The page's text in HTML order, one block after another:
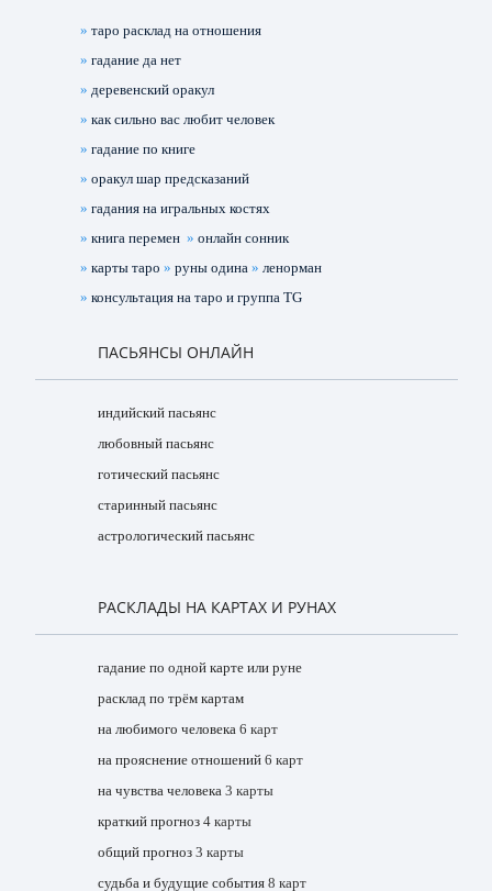
»таро расклад на отношения
»гадание да нет
»деревенский оракул
»как сильно вас любит человек
»гадание по книге
»оракул шар предсказаний
»гадания на игральных костях
»книга перемен »онлайн сонник
»карты таро »руны одина »ленорман
»консультация на таро и группа TG
ПАСЬЯНСЫ ОНЛАЙН
индийский пасьянс
любовный пасьянс
готический пасьянс
старинный пасьянс
астрологический пасьянс
РАСКЛАДЫ НА КАРТАХ И РУНАХ
гадание по одной карте или руне
расклад по трём картам
на любимого человека 6 карт
на прояснение отношений 6 карт
на чувства человека 3 карты
краткий прогноз 4 карты
общий прогноз 3 карты
судьба и будущие события 8 карт